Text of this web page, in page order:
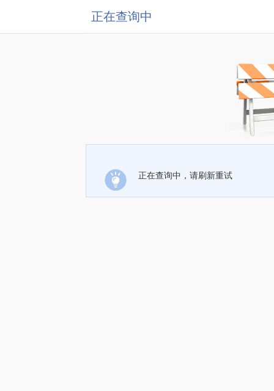
正在查询中
正在查询中，请刷新重试